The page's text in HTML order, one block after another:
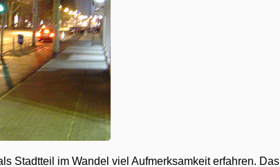
Stadtteil im Wandel viel Aufmerksamkeit erfahren. Das